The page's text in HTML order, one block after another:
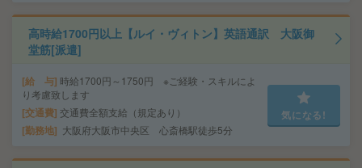
高時給1700円以上【ルイ・ヴィトン】英語通訳 大阪御
堂筋[派遣]
給 与 時給1700円～1750円 ※ご経験・スキルによ
り考慮致します
交通費 交通費全額支給（規定あり）
勤務地 大阪府大阪市中央区 心斎橋駅徒歩5分
気になる!